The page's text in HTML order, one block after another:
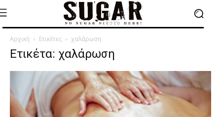
Αρχική Ετικέτες χαλάρωση
Ετικέτα: χαλάρωση